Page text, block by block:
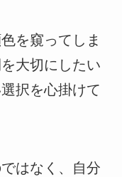
を窺ってしま
大切にしたい
択を心掛けて
はなく、自分